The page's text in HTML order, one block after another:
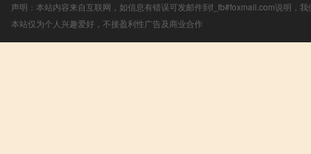
声明：本站内容来自互联网，如信息有错误可发邮件到f_fb#foxmail.com说明，
本站仅为个人兴趣爱好，不接盈利性广告及商业合作